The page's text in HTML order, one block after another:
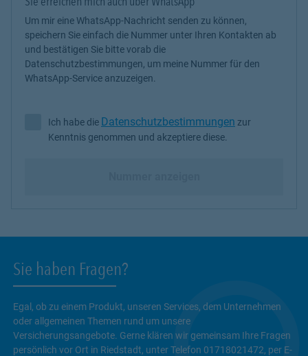
Um mir eine WhatsApp-Nachricht senden zu können,
speichern Sie einfach die Nummer unter Ihren Kontakten ab
und bestätigen Sie bitte vorab die
Datenschutzbestimmungen, um meine Nummer für den
WhatsApp-Service anzuzeigen.
Ich habe die Datenschutzbestimmungen zur Kenntnis
Ich habe die Datenschutzbestimmungen zur
Kenntnis genommen und akzeptiere diese.
Sie haben Fragen?
Egal, ob zu einem Produkt, unseren Services, dem Unternehmen
oder allgemeinen Themen rund um unsere
Versicherungsangebote. Gerne klären wir gemeinsam Ihre Fragen
persönlich vor Ort in Riedstadt, unter Telefon 01718021472, per E-